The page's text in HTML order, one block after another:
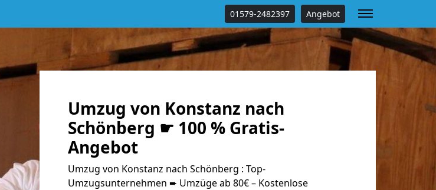
01579-2482397 Angebot
Umzug von Konstanz nach
Schönberg ☛ 100 % Gratis-
Angebot
Umzug von Konstanz nach Schönberg : Top-
Umzugsunternehmen ➨ Umzüge ab 80€ – Kostenlose